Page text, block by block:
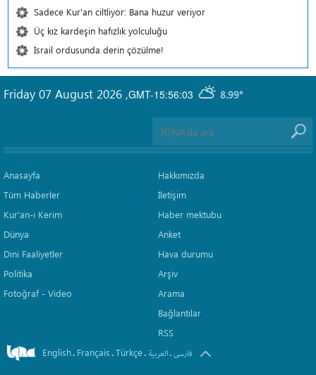
Sadece Kur'an ciltliyor: Bana huzur veriyor
Üç kız kardeşin hafızlık yolculuğu
İsrail ordusunda derin çözülme!
GMT-15:56:03 8.99°
Friday 07 August 2026 ,
Anasayfa
Tüm Haberler
Kur'an-ı Kerim
Dünya
Dini Faaliyetler
Politika
Fotoğraf - Video
Hakkımızda
İletişim
Haber mektubu
Anket
Hava durumu
Arşiv
Arama
Bağlantılar
RSS
English. Français.Türkçe. العربیة.فارسی